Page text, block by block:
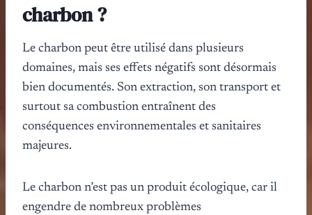
charbon ?
Le charbon peut être utilisé dans plusieurs
domaines, mais ses effets négatifs sont désormais
bien documentés. Son extraction, son transport et
surtout sa combustion entraînent des
conséquences environnementales et sanitaires
majeures.
Le charbon n’est pas un produit écologique, car il
engendre de nombreux problèmes